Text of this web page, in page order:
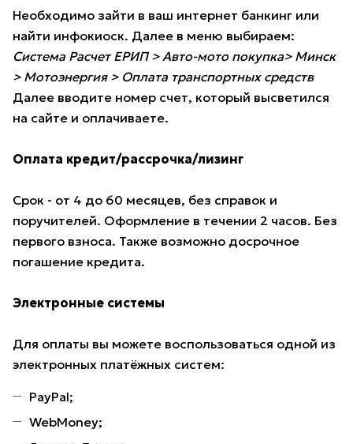
Необходимо зайти в ваш интернет банкинг или
найти инфокиоск. Далее в меню выбираем:
Система Расчет ЕРИП > Авто-мото покупка> Минск
> Мотоэнергия > Оплата транспортных средств
Далее вводите номер счет, который высветился
на сайте и оплачиваете.
Оплата кредит/рассрочка/лизинг
Срок - от 4 до 60 месяцев, без справок и
поручителей. Оформление в течении 2 часов. Без
первого взноса. Также возможно досрочное
погашение кредита.
Электронные системы
Для оплаты вы можете воспользоваться одной из
электронных платёжных систем:
PayPal;
WebMoney;